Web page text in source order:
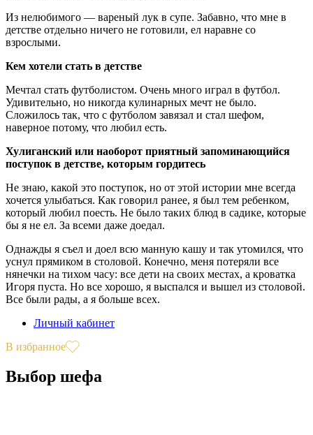
Из нелюбимого — вареный лук в супе. Забавно, что мне в
детстве отдельно ничего не готовили, ел наравне со
взрослыми.
Кем хотели стать в детстве
Мечтал стать футболистом. Очень много играл в футбол.
Удивительно, но никогда кулинарных мечт не было.
Сложилось так, что с футболом завязал и стал шефом,
наверное потому, что любил есть.
Хулиганский или наоборот приятный запоминающийся
поступок в детстве, которым гордитесь
Не знаю, какой это поступок, но от этой истории мне всегда
хочется улыбаться. Как говорил ранее, я был тем ребенком,
который любил поесть. Не было таких блюд в садике, которые
бы я не ел. За всеми даже доедал.
Однажды я съел и доел всю манную кашу и так утомился, что
уснул прямиком в столовой. Конечно, меня потеряли все
нянечки на тихом часу: все дети на своих местах, а кроватка
Игоря пуста. Но все хорошо, я выспался и вышел из столовой.
Все были рады, а я больше всех.
Личный кабинет
В избранное
Выбор шефа